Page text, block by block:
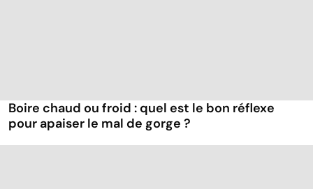
Boire chaud ou froid : quel est le bon réflexe
pour apaiser le mal de gorge ?